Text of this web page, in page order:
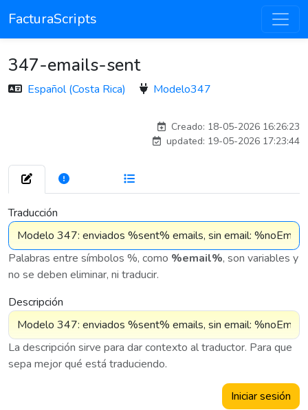
FacturaScripts
347-emails-sent
Español (Costa Rica) Modelo347
Creado: 18-05-2026 16:26:23
updated: 19-05-2026 17:23:44
Traducción
Palabras entre símbolos %, como %email%, son variables y
no se deben eliminar, ni traducir.
Descripción
La descripción sirve para dar contexto al traductor. Para que
sepa mejor qué está traduciendo.
Iniciar sesión